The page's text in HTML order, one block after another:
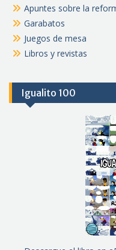
Apuntes sobre la
Garabatos
Juegos de mesa
Libros y revistas
Igualito 100